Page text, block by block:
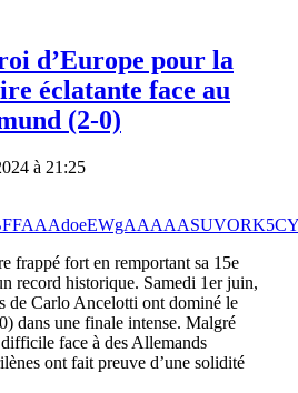
d’Europe pour la
éclatante face au
(2-0)
à 21:25
frappé fort en remportant sa 15e
record historique. Samedi 1er juin,
de Carlo Ancelotti ont dominé le
dans une finale intense. Malgré
face à des Allemands
ont fait preuve d’une solidité